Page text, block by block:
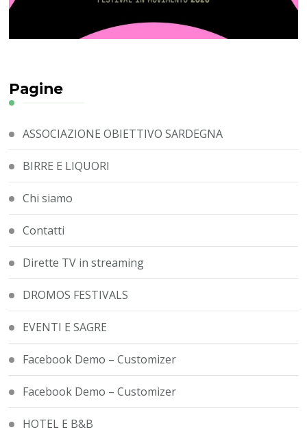
Pagine
ASSOCIAZIONE OBIETTIVO SARDEGNA
BIRRE E LIQUORI
Chi siamo
Contatti
Dirette TV in streaming
DROMOS FESTIVALS
EVENTI E SAGRE
Facebook Demo – Customizer
Facebook Demo – Customizer
HOTEL E B&B